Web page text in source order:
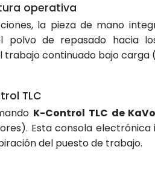
operativa
la pieza de mano
de repasado hacia
continuado bajo carga
TLC
K-Control TLC de KaVo
Esta consola electrónica
del puesto de trabajo.